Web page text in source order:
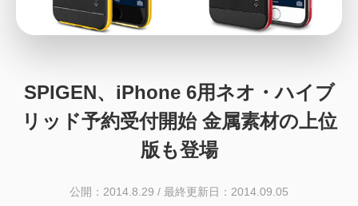
iPhone iPad Android コラム
ガイド ニュース オーディオ 周辺機器
SPIGEN、iPhone 6用ネオ・ハイブ
リッド予約受付開始 金属素材の上位
版も登場
公開：2014.8.29 / 最終更新日：2014.09.05